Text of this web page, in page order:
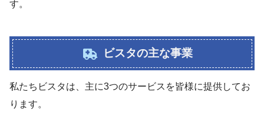
す。
ビスタの主な事業
私たちビスタは、主に3つのサービスを皆様に提供してお
ります。